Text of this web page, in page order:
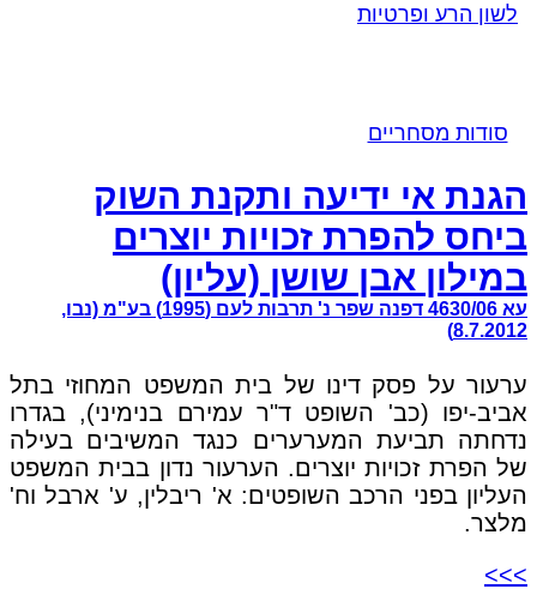
לשון הרע ופרטיות
סודות מסחריים
הגנת אי ידיעה ותקנת השוק
ביחס להפרת זכויות יוצרים
במילון אבן שושן (עליון)
עא 4630/06 דפנה שפר נ' תרבות לעם (1995) בע"מ (נבו,
8.7.2012)
ערעור על פסק דינו של בית המשפט המחוזי בתל
אביב-יפו (כב' השופט ד"ר עמירם בנימיני), בגדרו
נדחתה תביעת המערערים כנגד המשיבים בעילה
של הפרת זכויות יוצרים. הערעור נדון בבית המשפט
העליון בפני הרכב השופטים: א' ריבלין, ע' ארבל וח'
מלצר.
>>>